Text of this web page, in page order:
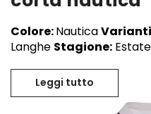
Colore:Nautica
Langhe Stagione: Estate
Leggi tutto